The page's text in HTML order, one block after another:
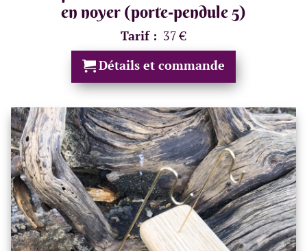
en noyer (porte-pendule 5)
Tarif : 37 €
Détails et commande